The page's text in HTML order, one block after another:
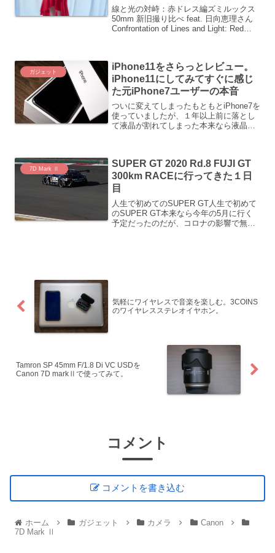
線と光の対峙：赤ドレス編ズミルックス
50mm 新旧撮り比べ feat. 日向恵理さん
Confrontation of Lines and Light: Red
ガジェット
iPhone11をさらっとレビュー。
iPhone11にしてみてすぐに感じ
た元iPhone7ユーザーの本音
ついに変えてしまったもともとiPhone7を
使っていましたが、１年以上前に落とし
て液晶が割れてしまった本来なら液晶を
え...
7D Mark Ⅱ
SUPER GT 2020 Rd.8 FUJI GT
300km RACEに行ってきた１日
目
人生で初めてのSUPER GT人生で初めて
のSUPER GT本来なら今年の5月に行く
予定だったのだが、コロナの影響で無く
気軽にワイヤレスで音楽を楽しむ。3COINS
のワイヤレスステレオイヤホン。
Tamron SP 45mm F/1.8 Di VC USDを
Canon 7D markⅡで使ってみて。
コメント
コメントを書き込む
ホーム ガジェット カメラ
Canon
7D Mark Ⅱ